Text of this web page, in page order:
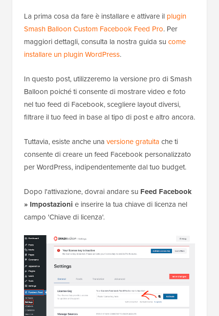
La prima cosa da fare è installare e attivare il plugin
Smash Balloon Custom Facebook Feed Pro. Per
maggiori dettagli, consulta la nostra guida su come
installare un plugin WordPress.
In questo post, utilizzeremo la versione pro di Smash
Balloon poiché ti consente di mostrare video e foto
nel tuo feed di Facebook, scegliere layout diversi,
filtrare il tuo feed in base al tipo di post e altro ancora.
Tuttavia, esiste anche una versione gratuita che ti
consente di creare un feed Facebook personalizzato
per WordPress, indipendentemente dal tuo budget.
Dopo l'attivazione, dovrai andare su Feed Facebook
» Impostazioni e inserire la tua chiave di licenza nel
campo 'Chiave di licenza'.